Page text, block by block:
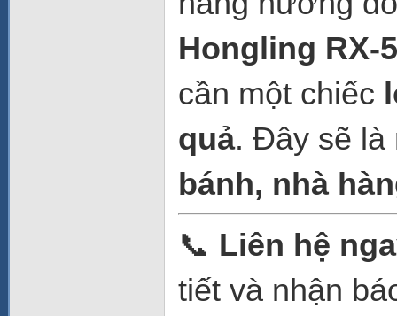
Hongling RX-
cần một chiếc
quả. Đây sẽ là
bánh, nhà
📞 Liên hệ
tiết và nhận